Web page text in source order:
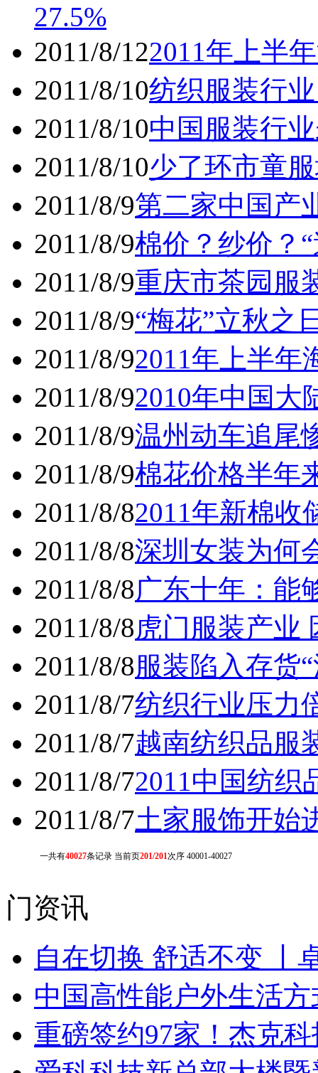
27.5%
2011/8/122011年上半
2011/8/10纺织服装行
2011/8/10中国服装行
2011/8/10少了环市童
2011/8/9第二家中国产
2011/8/9棉价？纱价？
2011/8/9重庆市茶园服
2011/8/9“梅花”立秋之
2011/8/92011年上半年
2011/8/92010年中国大
2011/8/9温州动车追尾
2011/8/9棉花价格半年
2011/8/82011年新棉收
2011/8/8深圳女装为何
2011/8/8广东十年：能
2011/8/8虎门服装产业
2011/8/8服装陷入存货
2011/8/7纺织行业压力
2011/8/7越南纺织品服
2011/8/72011中国纺织
2011/8/7土家服饰开始
一共有40027条记录 当前页201/201次序 40001-40027
门资讯
自在切换 舒适不变 丨
中国高性能户外生活
重磅签约97家！杰克